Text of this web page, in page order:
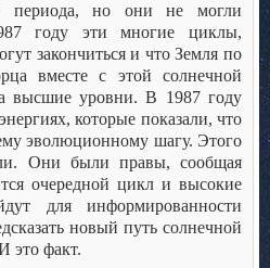
периода, но они не могли
году эти многие циклы,
закончиться и что Земля по
вместе с этой солнечной
высшие уровни. В 1987 году
которые показали, что
эволюционному шагу. Этого
Они были правы, сообщая
очередной цикл и высокие
для информированности
новый путь солнечной
это факт.